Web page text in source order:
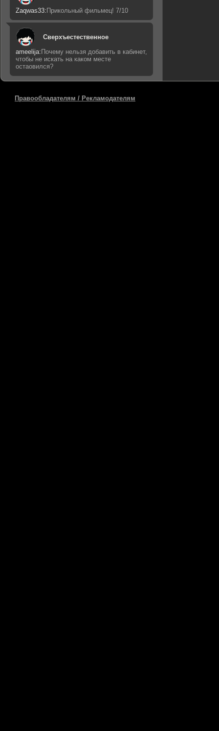
Zaqwas33: Прикольный фильмец! 7/10
Сверхъестественное
ameelija: Почему нельзя добавить в кабинет,
чтобы не искать на каком месте
остаовился?
Правообладателям / Рекламодателям